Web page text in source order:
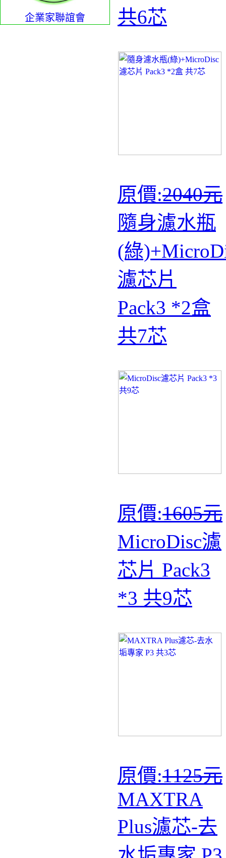
企業家聯誼會
共6芯
原價:2040元
隨身濾水瓶
(綠
濾芯片
Pack3 *2盒
共7芯
原價:1605元
MicroDisc濾
芯片 Pack3
*3 共9芯
原價:1125元
MAXTRA
Plus濾芯-去